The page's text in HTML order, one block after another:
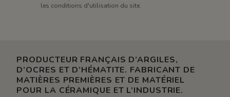
les conditions d'utilisation du site.
PRODUCTEUR FRANÇAIS D’ARGILES,
D’OCRES ET D’HÉMATITE. FABRICANT DE
MATIÈRES PREMIÈRES ET DE MATÉRIEL
POUR LA CÉRAMIQUE ET L’INDUSTRIE.